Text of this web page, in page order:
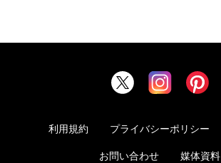
利用規約 プライバシーポリシー
お問い合わせ 媒体資料